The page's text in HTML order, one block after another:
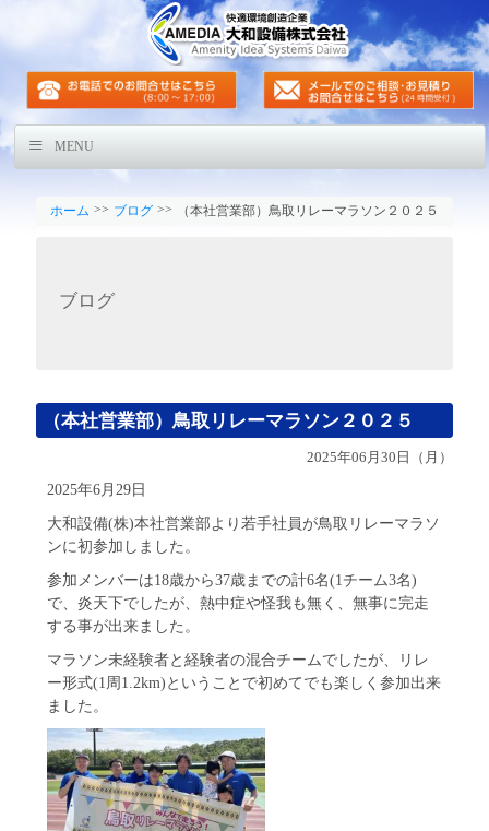
MENU
ホーム >> ブログ >> （本社営業部）鳥取リレーマラソン２０２５
ブログ
（本社営業部）鳥取リレーマラソン２０２５
2025年06月30日（月）
2025年6月29日
大和設備(株)本社営業部より若手社員が鳥取リレーマラソ
ンに初参加しました。
参加メンバーは18歳から37歳までの計6名(1チーム3名)
で、炎天下でしたが、熱中症や怪我も無く、無事に完走
する事が出来ました。
マラソン未経験者と経験者の混合チームでしたが、リレ
ー形式(1周1.2km)ということで初めてでも楽しく参加出来
ました。